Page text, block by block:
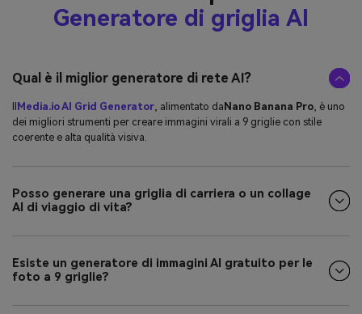
Generatore di griglia AI
Qual è il miglior generatore di rete AI?
Media.io AI Grid Generator , alimentato da Nano Banana Pro , è uno
dei migliori strumenti per creare immagini virali a 9 griglie con stile
coerente e alta qualità visiva.
Posso generare una griglia di carriera o un collage
AI di viaggio di vita?
Esiste un generatore di immagini AI gratuito per le
foto a 9 griglie?